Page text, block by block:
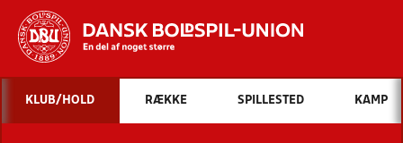
Hvad vil du søge efter?
INDHOLD OG NYHEDER
KLUB/HOLD RÆKKE SPILLESTED KAMP